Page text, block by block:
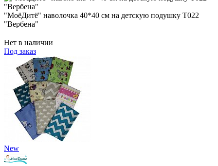
"МоёДитё" наволочка 40*40 см на детскую подушку Т022
"Вербена"
Нет в наличии
Под заказ
New